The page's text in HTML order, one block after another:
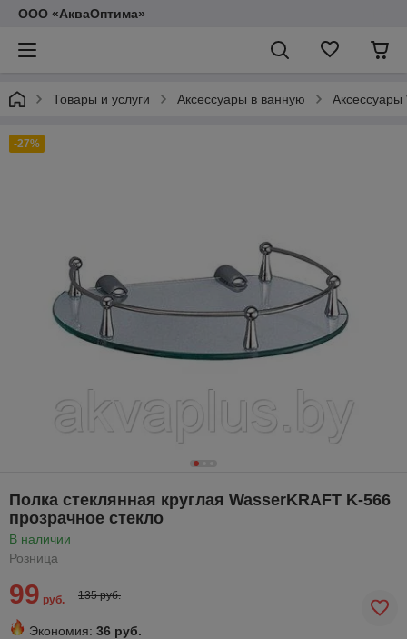
ООО «АкваОптима»
Товары и услуги Аксессуары в ванную
-27%
Полка стеклянная круглая WasserKRAFT K-566
прозрачное стекло
В наличии
Розница
99 руб. 135 руб.
Экономия: 36 руб.